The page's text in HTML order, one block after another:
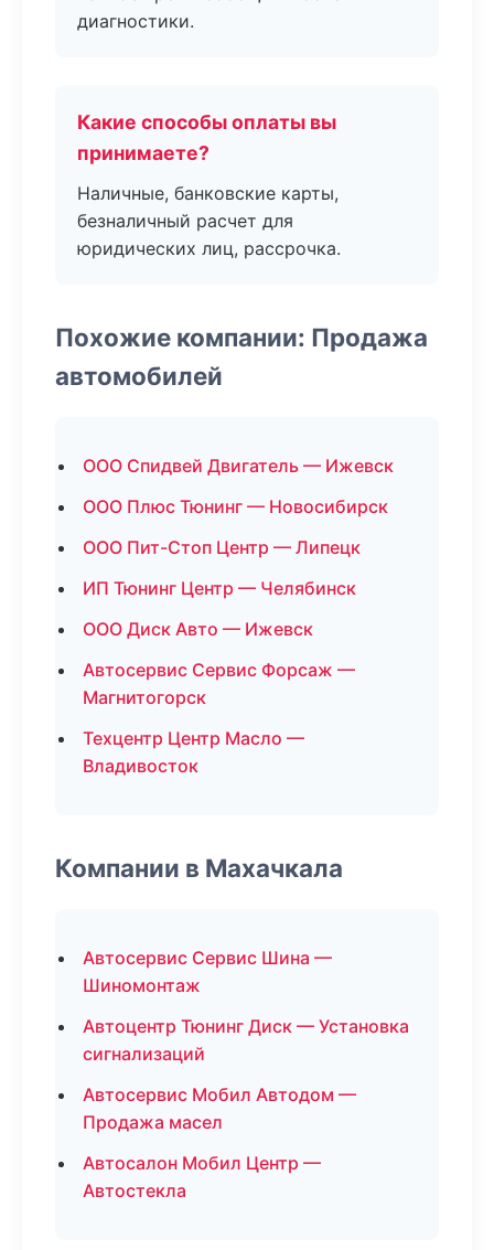
диагностики.
Какие способы оплаты вы
принимаете?
Наличные, банковские карты,
безналичный расчет для
юридических лиц, рассрочка.
Похожие компании: Продажа
автомобилей
ООО Спидвей Двигатель — Ижевск
ООО Плюс Тюнинг — Новосибирск
ООО Пит-Стоп Центр — Липецк
ИП Тюнинг Центр — Челябинск
ООО Диск Авто — Ижевск
Автосервис Сервис Форсаж —
Магнитогорск
Техцентр Центр Масло —
Владивосток
Компании в Махачкала
Автосервис Сервис Шина —
Шиномонтаж
Автоцентр Тюнинг Диск — Установка
сигнализаций
Автосервис Мобил Автодом —
Продажа масел
Автосалон Мобил Центр —
Автостекла